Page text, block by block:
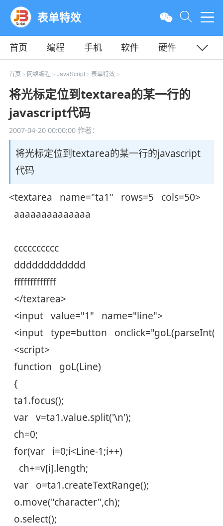
表单特效
首页 编程 手机 软件
硬件
教程
平面 服务器
首页 > 网络编程 > JavaScript> 表单特效 >
将光标定位到textarea的某一行的
javascript代码
2007-04-20 00:00:00作者：
将光标定位到textarea的某一行的javascript
代码
<textarea name="ta1" rows=5 cols=50>
aaaaaaaaaaaaaa
cccccccccc
dddddddddddd
fffffffffffff
</textarea>
<input value="1" name="line">
<input type=button
<script>
function goL(Line)
{
ta1.focus();
var v=ta1.value.split('\n');
ch=0;
for(var i=0;i<Line-1;i++)
ch+=v[i].length;
var o=ta1.createTextRange();
o.move("character",ch);
o.select();